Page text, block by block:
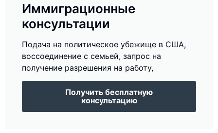
Иммиграционные
консультации
Подача на политическое убежище в США,
воссоединение с семьей, запрос на
получение разрешения на работу,
Получить бесплатную
консультацию